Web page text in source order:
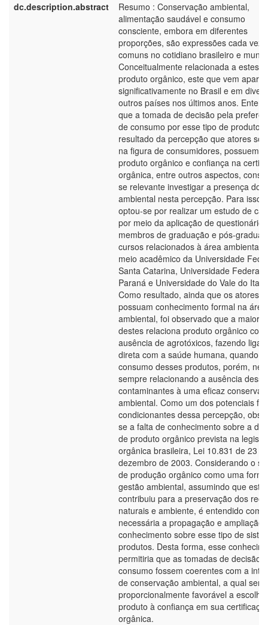
dc.description.abstract
Resumo : Conservação ambiental,
alimentação saudável e consumo
consciente, embora em diferentes
proporções, são expressões cada vez
comuns no cotidiano brasileiro e
Conceitualmente relacionada a estes,
produto orgânico, este que vem
significativamente no Brasil e em
outros países nos últimos anos.
que a tomada de decisão pela
de consumo por esse tipo de produto
resultado da percepção que atores
na figura de consumidores, possuem
produto orgânico e confiança na
orgânica, entre outros aspectos,
se relevante investigar a presença do
ambiental nesta percepção. Para isso,
optou-se por realizar um estudo de
por meio da aplicação de
membros de graduação e pós-
cursos relacionados à área ambiental
meio acadêmico da Universidade
Santa Catarina, Universidade Federal
Paraná e Universidade do Vale do
Como resultado, ainda que os atores
possuam conhecimento formal na área
ambiental, foi observado que a maioria
destes relaciona produto orgânico com
ausência de agrotóxicos, fazendo
direta com a saúde humana, quando
consumo desses produtos, porém,
sempre relacionando a ausência
contaminantes à uma eficaz
ambiental. Como um dos potenciais
condicionantes dessa percepção,
se a falta de conhecimento sobre a
de produto orgânico prevista na
orgânica brasileira, Lei 10.831 de 23
dezembro de 2003. Considerando o
de produção orgânico como uma
gestão ambiental, assumindo que este
contribuiu para a preservação dos
naturais e ambiente, é entendido como
necessária a propagação e ampliação
conhecimento sobre esse tipo de
produtos. Desta forma, esse
permitiria que as tomadas de decisão
consumo fossem coerentes com a
de conservação ambiental, a qual seria
proporcionalmente favorável a escolha
produto à confiança em sua
orgânica.